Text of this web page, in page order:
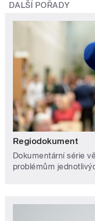
DALŠÍ POŘADY
Regiodokument
Dokumentární série
problémům